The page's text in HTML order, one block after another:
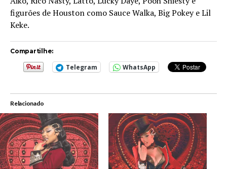
figurões de Houston como Sauce Walka, Big Pokey e Lil
Keke.
Compartilhe:
Telegram WhatsApp
Relacionado